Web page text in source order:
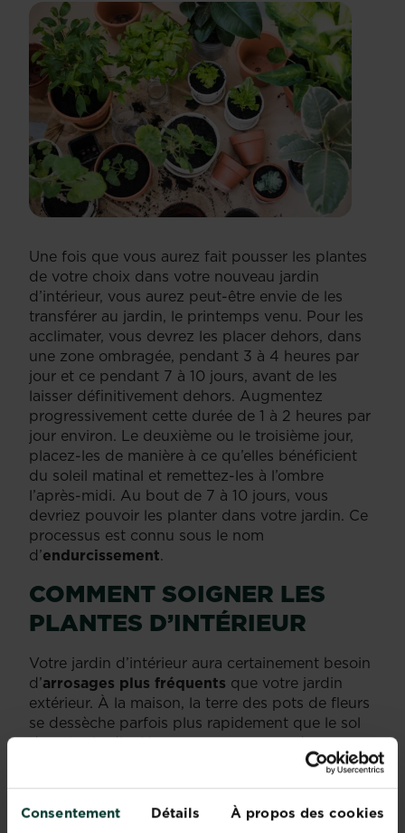
Consentement Détails À propos des cookies
Une fois que vous aurez fait pousser les plantes
de votre choix dans votre nouveau jardin
d’intérieur, vous aurez peut-être envie de les
transférer au jardin, le printemps venu. Pour les
acclimater, vous devrez les placer dehors, dans
une zone ombragée, pendant 3 à 4 heures par
jour et ce pendant 7 à 10 jours, avant de les
laisser définitivement dehors. Augmentez
progressivement cette durée de 1 à 2 heures par
jour environ. Le deuxième ou le troisième jour,
placez-les de manière à ce qu’elles bénéficient
du soleil matinal et remettez-les à l’ombre
l’après-midi. Au bout de 7 à 10 jours, vous
devriez pouvoir les planter dans votre jardin. Ce
processus est connu sous le nom
d’endurcissement.
COMMENT SOIGNER LES
PLANTES D’INTÉRIEUR
Votre jardin d’intérieur aura certainement besoin
d’arrosages plus fréquents que votre jardin
extérieur. À la maison, la terre des pots de fleurs
se dessèche parfois plus rapidement que le sol
de votre jardin. Nous vous recommandons
d’arroser avec de l’eau à la température de la
d’eau peut causer des maladies et faire pourrir
les racines. Vous reconnaîtrez un excès